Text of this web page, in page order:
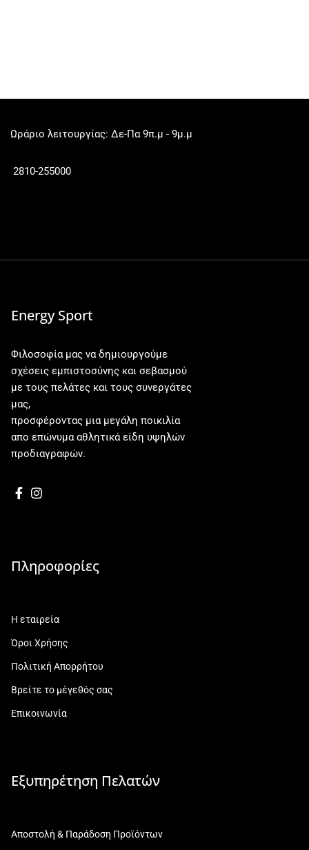
Ωράριο λειτουργίας: Δε-Πα 9π.μ - 9μ.μ
2810-255000
Energy Sport
Φιλοσοφία μας να δημιουργούμε
σχέσεις εμπιστοσύνης και σεβασμού
με τους πελάτες και τους συνεργάτες
μας,
προσφέροντας μια μεγάλη ποικιλία
απο επώνυμα αθλητικά είδη υψηλών
προδιαγραφών.
Πληροφορίες
Η εταιρεία
Όροι Χρήσης
Πολιτική Απορρήτου
Βρείτε το μέγεθός σας
Επικοινωνία
Εξυπηρέτηση Πελατών
Αποστολή & Παράδοση Προϊόντων